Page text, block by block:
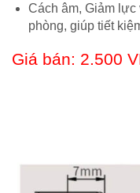
Cách âm, Giảm lực
phòng, giúp tiết
Giá bán: 2.500